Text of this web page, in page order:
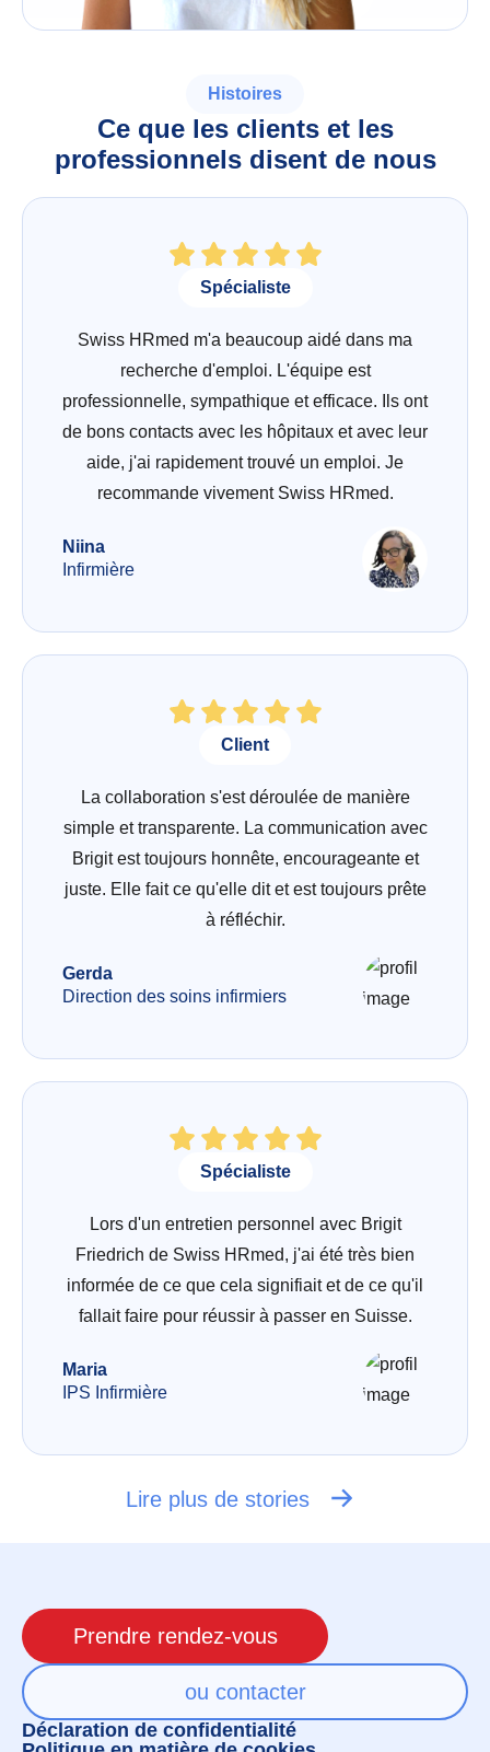
Histoires
Ce que les clients et les
professionnels disent de nous
Spécialiste
Swiss HRmed m'a beaucoup aidé dans ma
recherche d'emploi. L'équipe est
professionnelle, sympathique et efficace. Ils ont
de bons contacts avec les hôpitaux et avec leur
aide, j'ai rapidement trouvé un emploi. Je
recommande vivement Swiss HRmed.
Niina
Infirmière
Client
La collaboration s'est déroulée de manière
simple et transparente. La communication avec
Brigit est toujours honnête, encourageante et
juste. Elle fait ce qu'elle dit et est toujours prête
à réfléchir.
Gerda
Direction des soins infirmiers
Spécialiste
Lors d'un entretien personnel avec Brigit
Friedrich de Swiss HRmed, j'ai été très bien
informée de ce que cela signifiait et de ce qu'il
fallait faire pour réussir à passer en Suisse.
Maria
IPS Infirmière
Lire plus de stories
Déclaration de confidentialité
Prendre rendez-vous
ou contacter